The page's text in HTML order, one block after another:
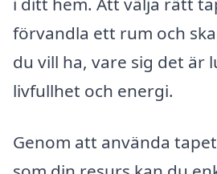
förvandla ett rum och
du vill ha, vare sig det är
livfullhet och energi.
Genom att använda